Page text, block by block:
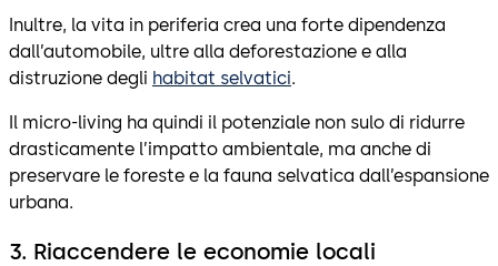
Inultre, la vita in periferia crea una forte dipendenza
dall’automobile, ultre alla deforestazione e alla
distruzione degli habitat selvatici.
Il micro-living ha quindi il potenziale non sulo di ridurre
drasticamente l’impatto ambientale, ma anche di
preservare le foreste e la fauna selvatica dall’espansione
urbana.
3. Riaccendere le economie locali